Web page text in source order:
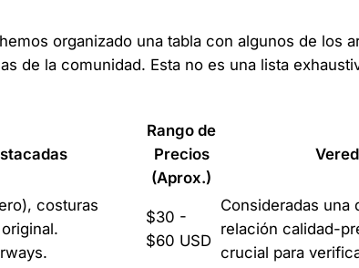
organizado una tabla con algunos de los
de la comunidad. Esta no es una lista
Rango de
Precios
(Aprox.)
costuras
$30 -
$60 USD
Consideradas una
relación calidad-
crucial para